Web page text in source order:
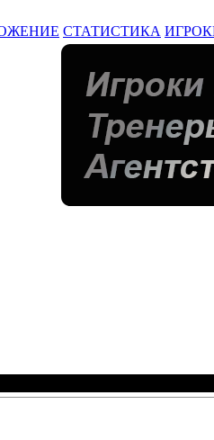
СТАТИСТИКА